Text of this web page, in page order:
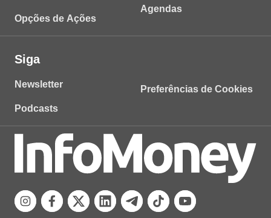
Opções de Ações
Agendas
Siga
Newsletter
Podcasts
Preferências de Cookies